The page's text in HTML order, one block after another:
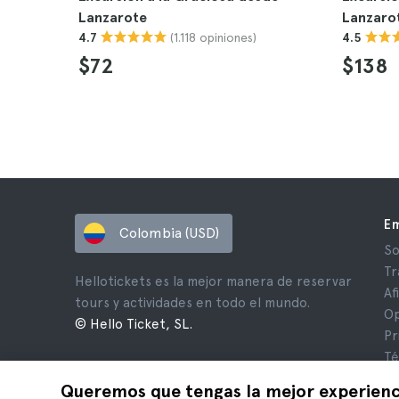
Lanzarote
4.7 (1.118 opiniones)
$72
4.5
$138
Queremos que tengas la mejor
Colombia (USD)
Hellotickets es la mejor manera de reservar
tours y actividades en todo el mundo.
© Hello Ticket, SL.